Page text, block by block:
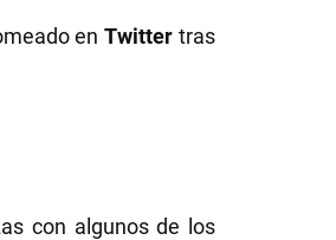
enTwitter tras
con algunos de los